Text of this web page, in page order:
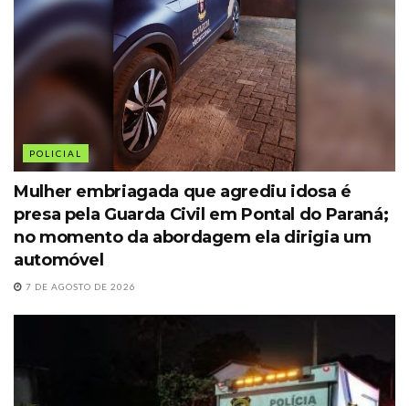
POLICIAL
Mulher embriagada que agrediu idosa é
presa pela Guarda Civil em Pontal do Paraná;
no momento da abordagem ela dirigia um
automóvel
7 DE AGOSTO DE 2026